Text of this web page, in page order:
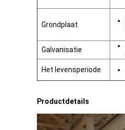
Grondplaat
Galvanisatie
Het levensperiode
Productdetails